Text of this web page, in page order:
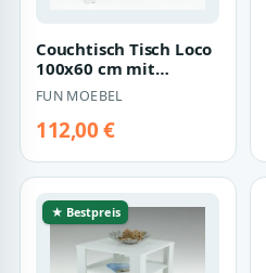
Couchtisch Tisch Loco
100x60 cm mit
Ablageboden Weiss
FUN MOEBEL
112,00 €
★ Bestpreis